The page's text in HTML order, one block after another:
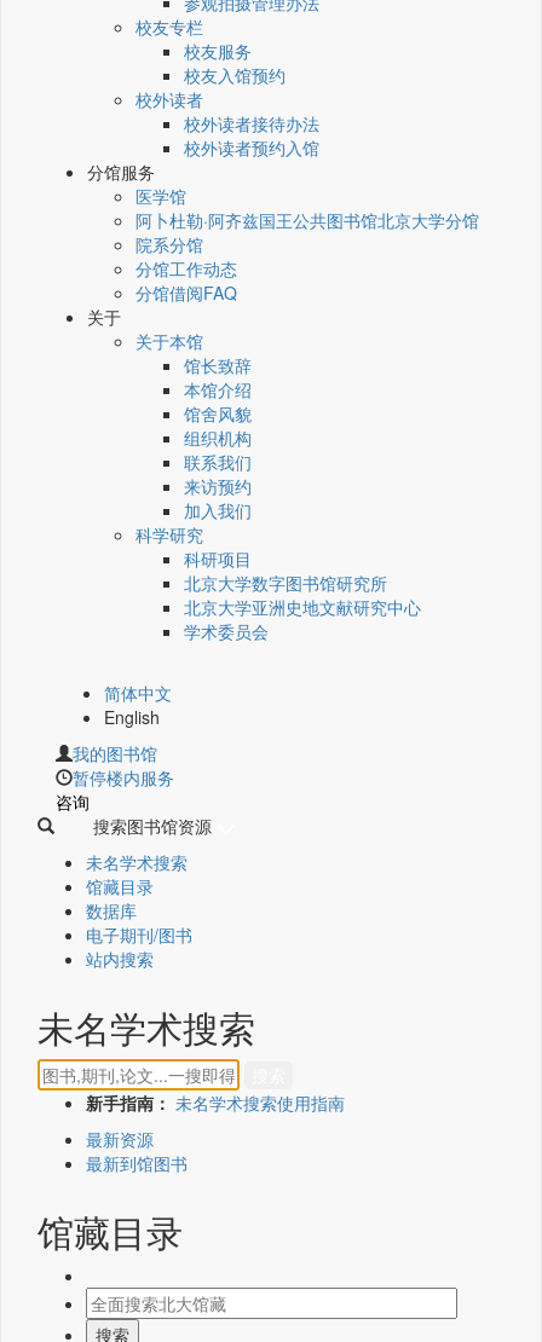
校友专栏
校友服务
校友入馆预约
校外读者
校外读者接待办法
校外读者预约入馆
分馆服务
医学馆
阿卜杜勒·阿齐兹国王公共图书馆北京大学分馆
院系分馆
分馆工作动态
分馆借阅FAQ
关于
关于本馆
馆长致辞
本馆介绍
馆舍风貌
组织机构
联系我们
来访预约
加入我们
科学研究
科研项目
北京大学数字图书馆研究所
北京大学亚洲史地文献研究中心
学术委员会
简体中文
English
我的图书馆
暂停楼内服务
咨询
搜索图书馆资源
未名学术搜索
馆藏目录
数据库
电子期刊/图书
站内搜索
未名学术搜索
新手指南： 未名学术搜索使用指南
最新资源
最新到馆图书
馆藏目录